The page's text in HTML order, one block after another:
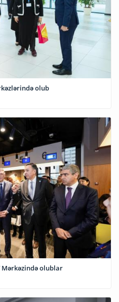
olub
Mərkəzində olublar